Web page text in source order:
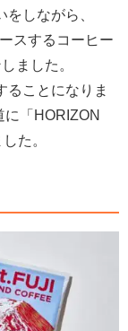
しながら、
スするコーヒー
ました。
ることになりま
「HORIZON
た。